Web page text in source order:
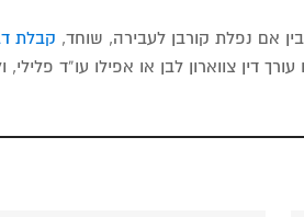
אם נפלת קורבן לעבירה, שוחד, קבלת
עורך דין צווארון לבן או אפילו עו”ד